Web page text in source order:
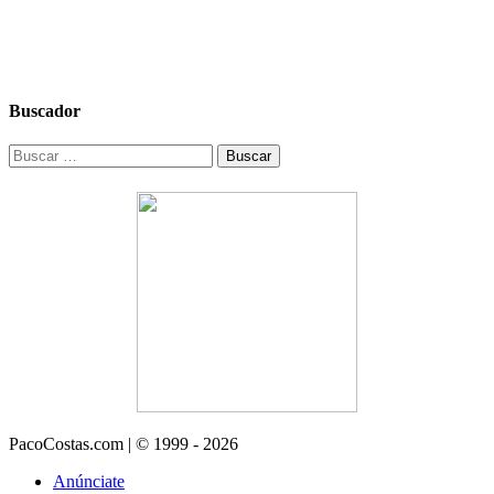
Buscador
Buscar:
PacoCostas.com | © 1999 - 2026
Anúnciate